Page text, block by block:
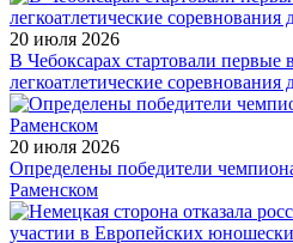
20 июля 2026
В Чебоксарах стартовали первые
легкоатлетические
20 июля 2026
Определены победители
Раменском